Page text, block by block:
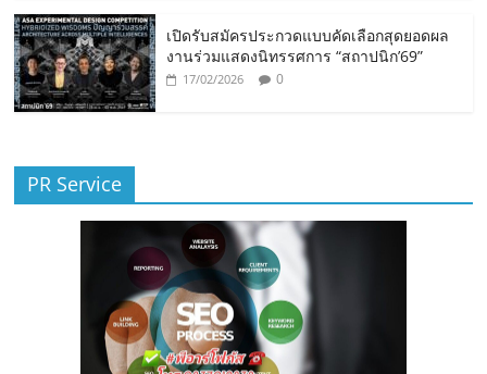
เปิดรับสมัครประกวดแบบคัดเลือกสุดยอดผล
งานร่วมแสดงนิทรรศการ “สถาปนิก’69”
17/02/2026 0
PR Service